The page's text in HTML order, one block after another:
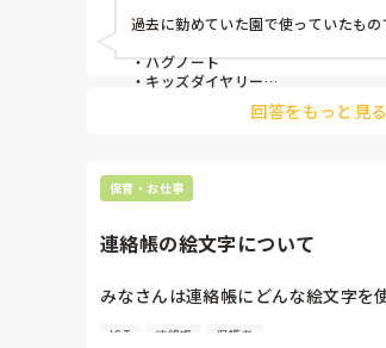
よろしくお願いいたします。
過去に勤めていた園で使っていたも
・ハグノート
・キッズダイヤリー
れも良い面と使いにくい面があります
いやすいです◎
回答をもっと見る
保育・お仕事
連絡帳の絵文字について
みなさんは連絡帳にどんな絵文字を
ICT 連絡帳 保護者